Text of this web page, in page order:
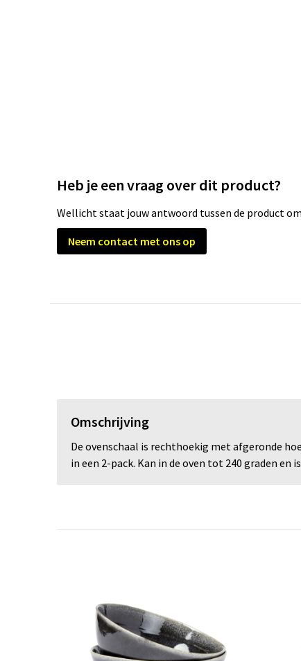
Heb je een vraag over dit product?
Wellicht staat jouw antwoord tussen de product
Neem contact met ons op
Omschrijving
De ovenschaal is rechthoekig met afgeronde
in een 2-pack. Kan in de oven tot 240 graden en